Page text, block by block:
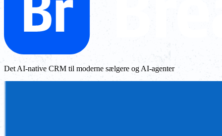
Det AI-native CRM til moderne sælgere og AI-agenter